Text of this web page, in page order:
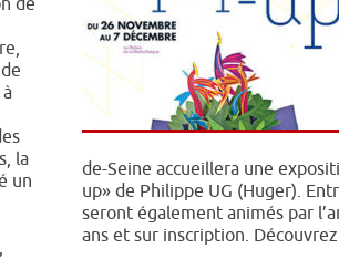
de
la
un
de-Seine accueillera une
up» de Philippe UG (Huger).
seront également animés par
ans et sur inscription.